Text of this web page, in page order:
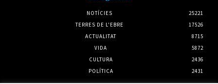
NOTÍCIES
25221
TERRES DE L'EBRE
17526
ACTUALITAT
8715
VIDA
5872
CULTURA
2436
POLÍTICA
2431